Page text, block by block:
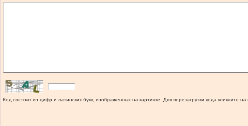
Код состоит из цифр и латинских букв, изображенных на картинке. Для перезагрузки кода кликните на